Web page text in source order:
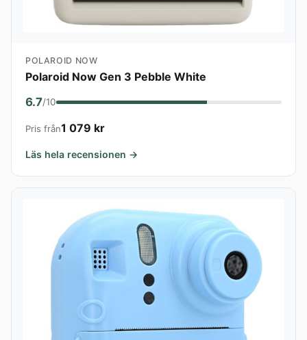
POLAROID NOW
Polaroid Now Gen 3 Pebble White
6.7/10
Pris från1 079 kr
Läs hela recensionen →